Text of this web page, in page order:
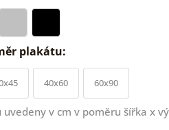
plakátu:
40x60 60x90
v cm v poměru šířka x